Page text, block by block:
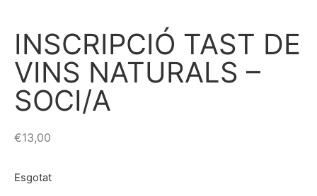
INSCRIPCIÓ TAST DE
VINS NATURALS –
SOCI/A
€13,00
Esgotat